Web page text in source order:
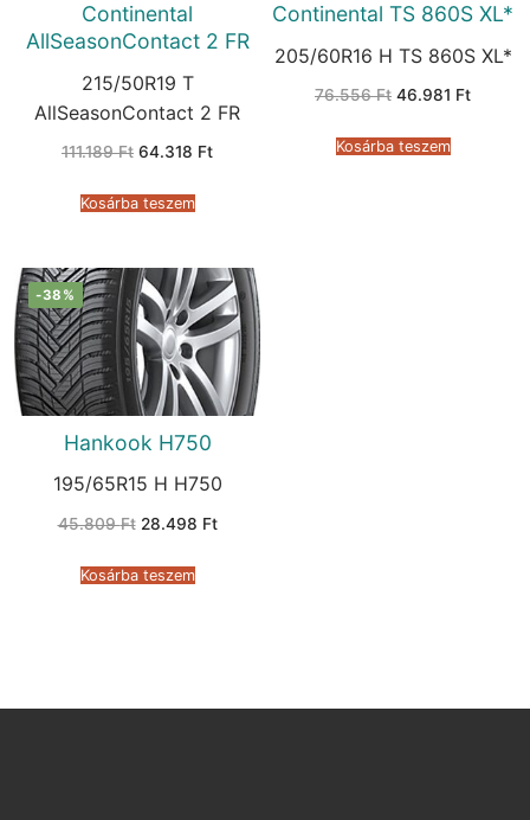
Continental
AllSeasonContact 2 FR
215/50R19 T
AllSeasonContact 2 FR
111.189Ft Original
111.189 Ft.
64.318 FtCurrent
Kosárba teszem
Continental TS 860S XL*
205/60R16 H TS 860S XL*
76.556Ft Original
76.556 Ft.
46.981 FtCurrent
Kosárba teszem
-38%
Hankook H750
195/65R15 H H750
45.809Ft Original
45.809 Ft.
28.498 FtCurrent
Kosárba teszem